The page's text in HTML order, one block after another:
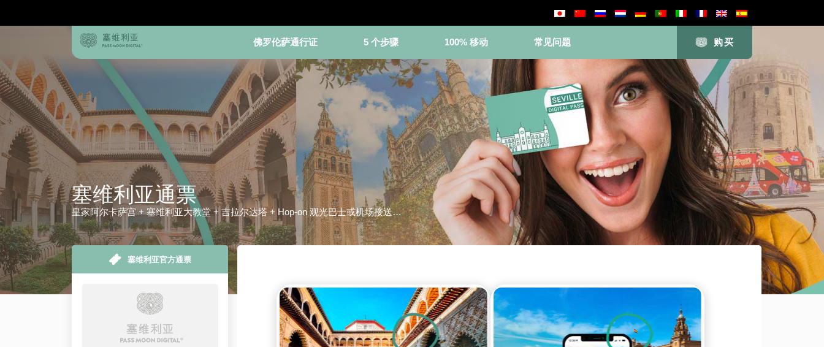
佛罗伦萨通行证 5 个步骤 100% 移动 常见问题 购买
塞维利亚通票
皇家阿尔卡萨宫 + 塞维利亚大教堂 + 吉拉尔达塔 + Hop-on 观光巴士或机场接送…
塞维利亚官方通票